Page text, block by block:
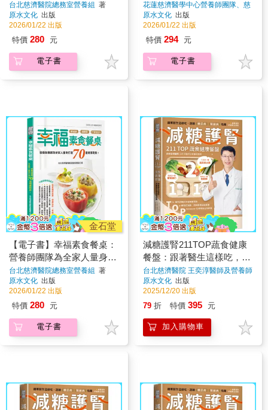
台北慈濟醫院總務室營養組 著
原水文化 出版
2026/01/22 出版
特價 280 元
電子書
花蓮慈濟醫學中心營養師團隊、慈
濟香積志工 王靜慧
原水文化 出版
2026/01/22 出版
特價 294 元
電子書
金石堂
【電子書】幸福素食餐桌：
營養師團隊為全家人量身打
造70道健康蔬食！
台北慈濟醫院總務室營養組 著
原水文化 出版
2026/01/22 出版
特價 280 元
電子書
減糖護腎211TOP蔬食健康
餐盤：跟著醫生這樣吃，遠
離糖尿病、腎臟病危機
台北慈濟醫院 王奕淳醫師及營養師
團隊著
原水文化 出版
2025/12/20 出版
79 折 特價 395 元
加入購物車